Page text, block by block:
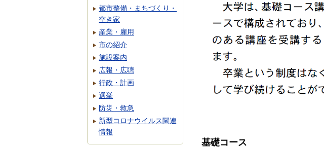
基礎コース
都市整備・まちづくり・
空き家
産業・雇用
市の紹介
施設案内
広報・広聴
行政・計画
選挙
防災・救急
新型コロナウイルス関連
情報